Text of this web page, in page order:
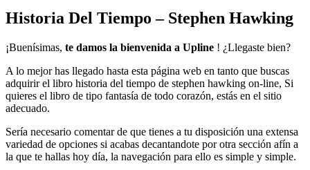
Historia Del Tiempo – Stephen Hawking
¡Buenísimas, te damos la bienvenida a Upline ! ¿Llegaste bien?
A lo mejor has llegado hasta esta página web en tanto que buscas
adquirir el libro historia del tiempo de stephen hawking on-line, Si
quieres el libro de tipo fantasía de todo corazón, estás en el sitio
adecuado.
Sería necesario comentar de que tienes a tu disposición una extensa
variedad de opciones si acabas decantandote por otra sección afín a
la que te hallas hoy día, la navegación para ello es simple y simple.